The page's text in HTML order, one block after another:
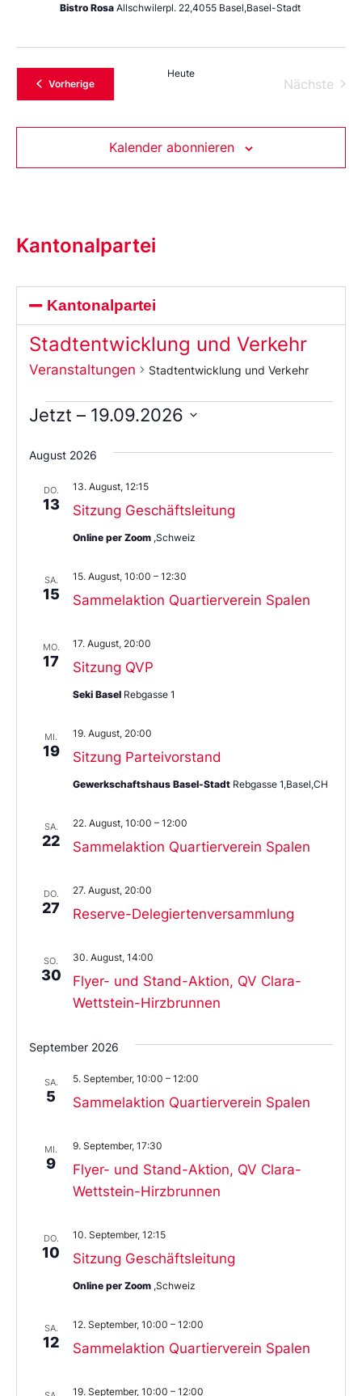
Bistro Rosa Allschwilerpl. 22,4055 Basel,Basel-Stadt
VorherigeVeranstaltungen
Heute
Nächste
Kalender abonnieren
Kantonalpartei
Kantonalpartei
Stadtentwicklung und Verkehr
Veranstaltungen Stadtentwicklung und Verkehr
Jetzt – 19.09.2026
Sie
das
aus.
August 2026
DO.
13 Sitzung Geschäftsleitung
13. August, 12:15
Online per Zoom ,Schweiz
SA.
15 Sammelaktion Quartierverein Spalen
15. August, 10:00 – 12:30
MO.
17 Sitzung QVP
17. August, 20:00
Seki Basel Rebgasse 1
MI.
19 Sitzung Parteivorstand
19. August, 20:00
Gewerkschaftshaus Basel-Stadt Rebgasse 1,Basel,CH
SA.
22 Sammelaktion Quartierverein Spalen
22. August, 10:00 – 12:00
DO.
27 Reserve-Delegiertenversammlung
27. August, 20:00
SO.
30
Flyer- und Stand-Aktion, QV Clara-
Wettstein-Hirzbrunnen
30. August, 14:00
September 2026
SA.
5 Sammelaktion Quartierverein Spalen
5. September, 10:00 – 12:00
MI.
9
Flyer- und Stand-Aktion, QV Clara-
Wettstein-Hirzbrunnen
9. September, 17:30
DO.
10 Sitzung Geschäftsleitung
10. September, 12:15
Online per Zoom ,Schweiz
SA.
12 Sammelaktion Quartierverein Spalen
12. September, 10:00 – 12:00
19. September, 10:00 – 12:00